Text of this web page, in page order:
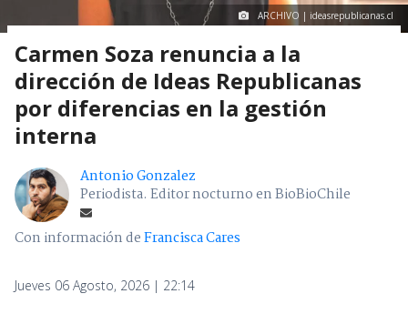
ARCHIVO | ideasrepublicanas.cl
Carmen Soza renuncia a la
dirección de Ideas Republicanas
por diferencias en la gestión
interna
Antonio Gonzalez
Periodista. Editor nocturno en BioBioChile
Con información deFrancisca Cares
Jueves 06 Agosto, 2026 | 22:14